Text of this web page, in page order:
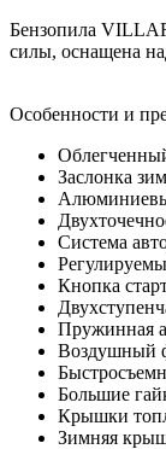
Бензопила
силы, оснащена
Особенности и
Заслонка
Система
Кнопка
Пружинная
Воздушный
Большие
Крышки
Зимняя